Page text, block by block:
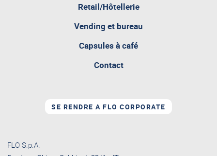
Retail/Hôtelleriepagina
aperta
Vending et bureau
Capsules à café
Contact
SE RENDRE A FLO CORPORATE
FLO S.p.A.